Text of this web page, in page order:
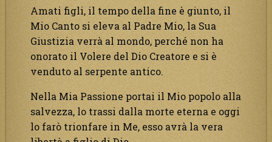
Amati figli, il tempo della fine è giunto, il
Mio Canto si eleva al Padre Mio, la Sua
Giustizia verrà al mondo, perché non ha
onorato il Volere del Dio Creatore e si è
venduto al serpente antico.
Nella Mia Passione portai il Mio popolo alla
salvezza, lo trassi dalla morte eterna e oggi
lo farò trionfare in Me, esso avrà la vera